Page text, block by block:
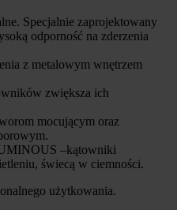
Specjalnie zaprojektowany
odporność na zderzenia
z metalowym wnętrzem
zwiększa ich
mocującym oraz
–kątowniki
świecą w ciemności.
użytkowania.